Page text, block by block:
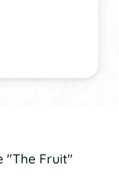
"The Fruit"